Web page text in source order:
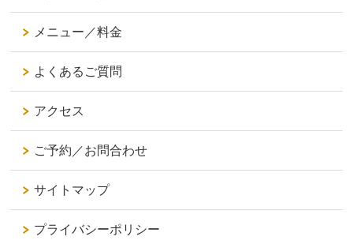
メニュー／料金
よくあるご質問
アクセス
ご予約／お問合わせ
サイトマップ
プライバシーポリシー